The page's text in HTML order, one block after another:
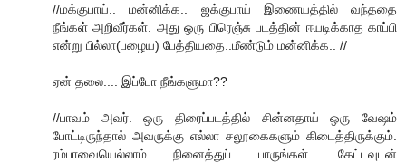
//மக்குபாய்.. மன்னிக்க.. ஜக்குபாய் இணையத்தில் வந்ததை
நீங்கள் அறிவீர்கள். அது ஒரு பிரெஞ்சு படத்தின் ஈயடிக்காத காப்பி
என்று பில்லா(பழைய) பேத்தியதை..மீண்டும் மன்னிக்க.. //
ஏன் தலை.... இப்போ நீங்களுமா??
//பாவம் அவர். ஒரு திரைப்படத்தில் சின்னதாய் ஒரு வேஷம்
போட்டிருந்தால் அவருக்கு எல்லா சலூகைகளும் கிடைத்திருக்கும்.
ரம்பாவையெல்லாம் நினைத்துப் பாருங்கள். கேட்டவுடன்